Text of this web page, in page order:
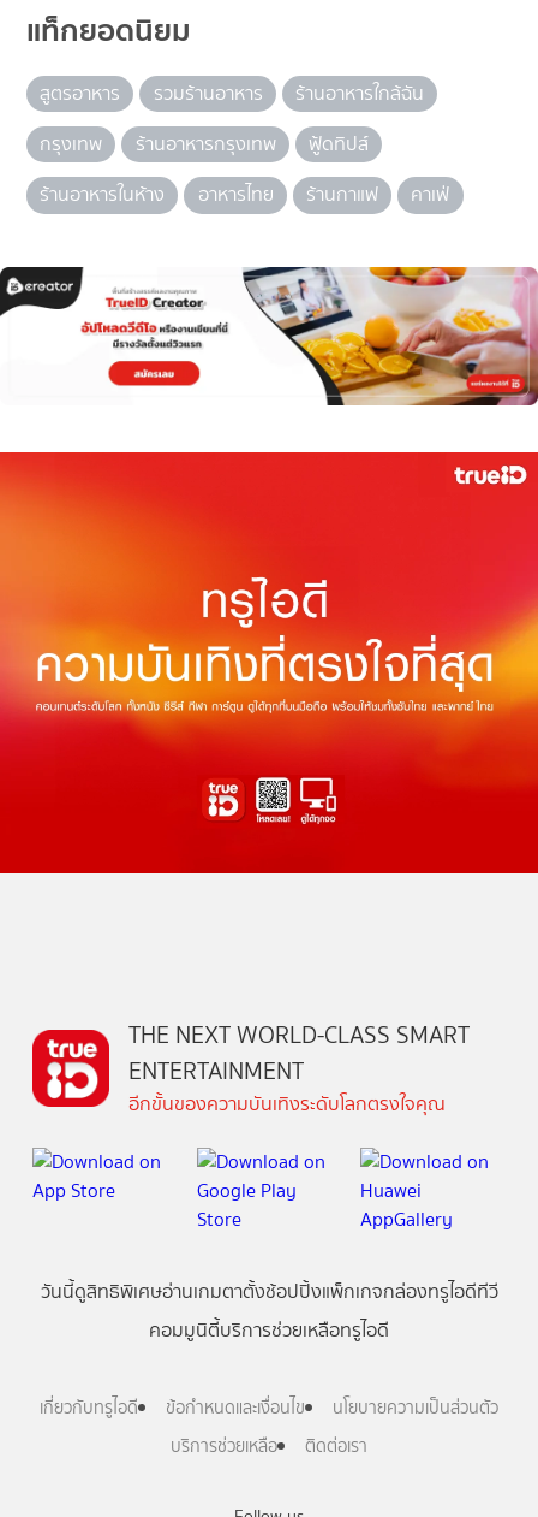
แท็กยอดนิยม
สูตรอาหาร รวมร้านอาหาร
ร้านอาหารใกล้ฉัน
กรุงเทพ
ร้านอาหารกรุงเทพ
ฟู้ดทิปส์
ร้านอาหารในห้าง
อาหารไทย ร้านกาแฟ คาเฟ่
THE NEXT WORLD-CLASS SMART
ENTERTAINMENT
อีกขั้นของความบันเทิงระดับโลกตรงใจคุณ
วันนี้ดูสิทธิพิเศษอ่านเกมตาตั้งช้อปปิ้งแพ็กเกจกล่องทรูไอดีทีวี
คอมมูนิตี้บริการช่วยเหลือทรูไอดี
เกี่ยวกับทรูไอดี ข้อกำหนดและเงื่อนไข
นโยบายความเป็นส่วนตัว
บริการช่วยเหลือ
ติดต่อเรา